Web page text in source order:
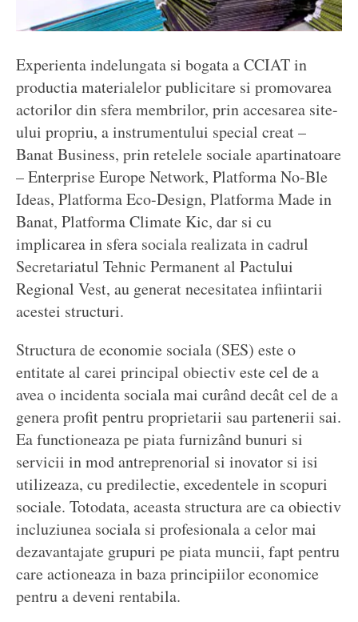
Experienta indelungata si bogata a CCIAT in
productia materialelor publicitare si promovarea
actorilor din sfera membrilor, prin accesarea site-
ului propriu, a instrumentului special creat –
Banat Business, prin retelele sociale apartinatoare
– Enterprise Europe Network, Platforma No-Ble
Ideas, Platforma Eco-Design, Platforma Made in
Banat, Platforma Climate Kic, dar si cu
implicarea in sfera sociala realizata in cadrul
Secretariatul Tehnic Permanent al Pactului
Regional Vest, au generat necesitatea infiintarii
acestei structuri.
Structura de economie sociala (SES) este o
entitate al carei principal obiectiv este cel de a
avea o incidenta sociala mai curând decât cel de a
genera profit pentru proprietarii sau partenerii sai.
Ea functioneaza pe piata furnizând bunuri si
servicii in mod antreprenorial si inovator si isi
utilizeaza, cu predilectie, excedentele in scopuri
sociale. Totodata, aceasta structura are ca obiectiv
incluziunea sociala si profesionala a celor mai
dezavantajate grupuri pe piata muncii, fapt pentru
care actioneaza in baza principiilor economice
pentru a deveni rentabila.